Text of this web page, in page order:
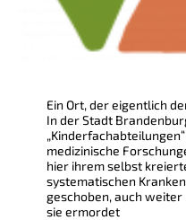
Ein Ort, der eigentlich
In der Stadt
medizinische
hier ihrem selbst
systematischen
geschoben, auch
sie ermordet